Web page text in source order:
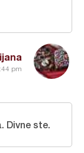
pm
Divne ste.